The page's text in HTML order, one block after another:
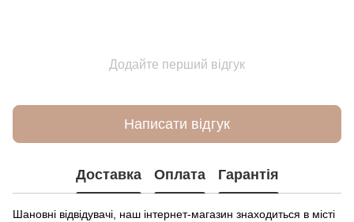
Додайте перший відгук
Написати відгук
Доставка Оплата Гарантія
Шановні відвідувачі, наш інтернет-магазин знаходиться в місті